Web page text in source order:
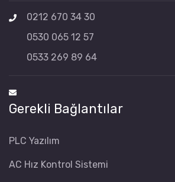
0212 670 34 30
0530 065 12 57
0533 269 89 64
Gerekli Bağlantılar
PLC Yazılım
AC Hız Kontrol Sistemi